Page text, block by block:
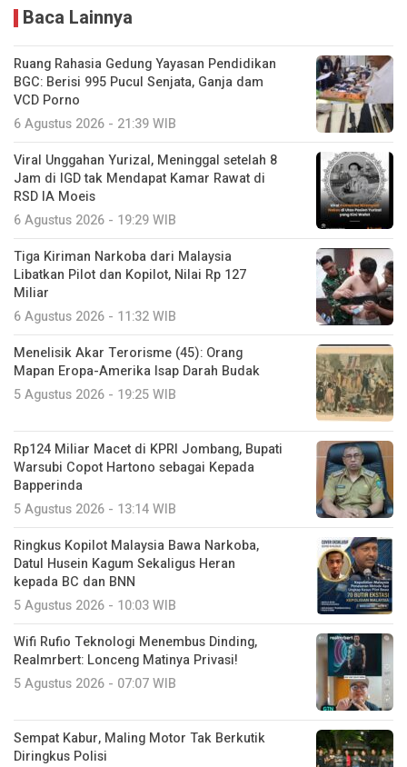
Baca Lainnya
Ruang Rahasia Gedung Yayasan Pendidikan
BGC: Berisi 995 Pucul Senjata, Ganja dam
VCD Porno
6 Agustus 2026 - 21:39 WIB
Viral Unggahan Yurizal, Meninggal setelah 8
Jam di IGD tak Mendapat Kamar Rawat di
RSD IA Moeis
6 Agustus 2026 - 19:29 WIB
Tiga Kiriman Narkoba dari Malaysia
Libatkan Pilot dan Kopilot, Nilai Rp 127
Miliar
6 Agustus 2026 - 11:32 WIB
Menelisik Akar Terorisme (45): Orang
Mapan Eropa-Amerika Isap Darah Budak
5 Agustus 2026 - 19:25 WIB
Rp124 Miliar Macet di KPRI Jombang, Bupati
Warsubi Copot Hartono sebagai Kepada
Bapperinda
5 Agustus 2026 - 13:14 WIB
Ringkus Kopilot Malaysia Bawa Narkoba,
Datul Husein Kagum Sekaligus Heran
kepada BC dan BNN
5 Agustus 2026 - 10:03 WIB
Wifi Rufio Teknologi Menembus Dinding,
Realmrbert: Lonceng Matinya Privasi!
5 Agustus 2026 - 07:07 WIB
Sempat Kabur, Maling Motor Tak Berkutik
Diringkus Polisi